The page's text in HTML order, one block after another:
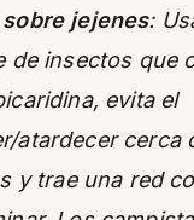
jejenes:
de insectos que
evita el
atardecer cerca
y trae una red